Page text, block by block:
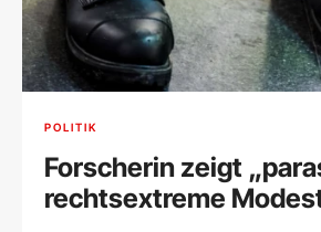
POLITIK
Forscherin zeigt
rechtsextreme